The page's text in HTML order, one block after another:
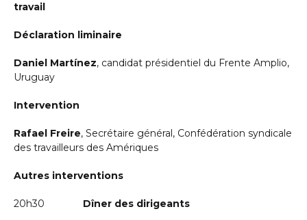
travail
Déclaration liminaire
Daniel Martínez, candidat présidentiel du Frente Amplio,
Uruguay
Intervention
Rafael Freire, Secrétaire général, Confédération syndicale
des travailleurs des Amériques
Autres interventions
20h30 Dîner des dirigeants